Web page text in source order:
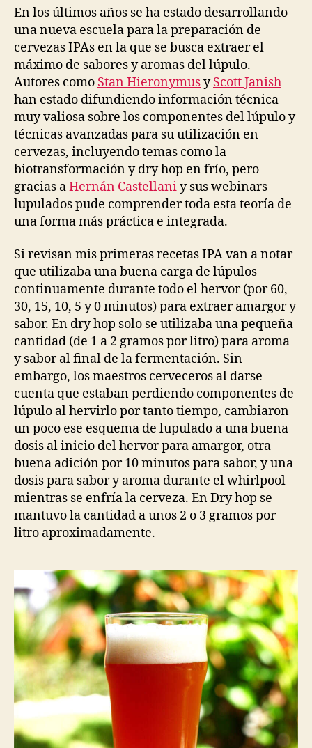
En los últimos años se ha estado desarrollando
una nueva escuela para la preparación de
cervezas IPAs en la que se busca extraer el
máximo de sabores y aromas del lúpulo.
Autores como Stan HieronymusyScott Janish
han estado difundiendo información técnica
muy valiosa sobre los componentes del lúpulo y
técnicas avanzadas para su utilización en
cervezas, incluyendo temas como la
biotransformación y dry hop en frío, pero
gracias aHernán Castellaniy sus webinars
lupulados pude comprender toda esta teoría de
una forma más práctica e integrada.
Si revisan mis primeras recetas IPA van a notar
que utilizaba una buena carga de lúpulos
continuamente durante todo el hervor (por 60,
30, 15, 10, 5 y 0 minutos) para extraer amargor y
sabor. En dry hop solo se utilizaba una pequeña
cantidad (de 1 a 2 gramos por litro) para aroma
y sabor al final de la fermentación. Sin
embargo, los maestros cerveceros al darse
cuenta que estaban perdiendo componentes de
lúpulo al hervirlo por tanto tiempo, cambiaron
un poco ese esquema de lupulado a una buena
dosis al inicio del hervor para amargor, otra
buena adición por 10 minutos para sabor, y una
dosis para sabor y aroma durante el whirlpool
mientras se enfría la cerveza. En Dry hop se
mantuvo la cantidad a unos 2 o 3 gramos por
litro aproximadamente.